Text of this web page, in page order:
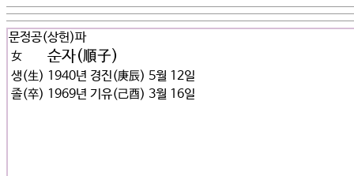
문정공(상헌)파
女
순자(順子)
생(生) 1940년 경진(庚辰) 5월 12일
졸(卒) 1969년 기유(己酉) 3월 16일